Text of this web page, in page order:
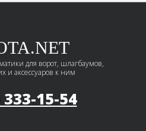
для ворот, шлагбаумов,
и аксессуаров к ним
15-54